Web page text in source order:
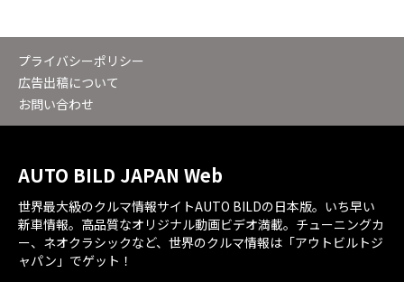
プライバシーポリシー
広告出稿について
お問い合わせ
AUTO BILD JAPAN Web
世界最大級のクルマ情報サイトAUTO BILDの日本版。いち早い
新車情報。高品質なオリジナル動画ビデオ満載。チューニングカ
ー、ネオクラシックなど、世界のクルマ情報は「アウトビルトジ
ャパン」でゲット！